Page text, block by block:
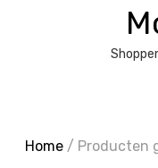
Home/ Producten